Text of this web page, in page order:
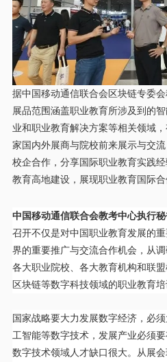
据中国移动通信联合会区块链专委
展品范围涵盖职业教育所涉及到的
业和职业教育解决方案等相关领域
家国内外展商与院校前来展示与交
校企合作，分享国际职业教育实践
教育高地建设，展现职业教育国际合
中国移动通信联合会教考中心执行
召开不仅是对中国职业教育发展的
界的重要推广与交流合作机会，从
各大职业院校、各大教育机构和联
区块链等数字科技领域的职业教育培
国家战略要大力发展数字经济，必
工智能等数字技术，发展产业必须
数字技术领域人才缺口很大。从展